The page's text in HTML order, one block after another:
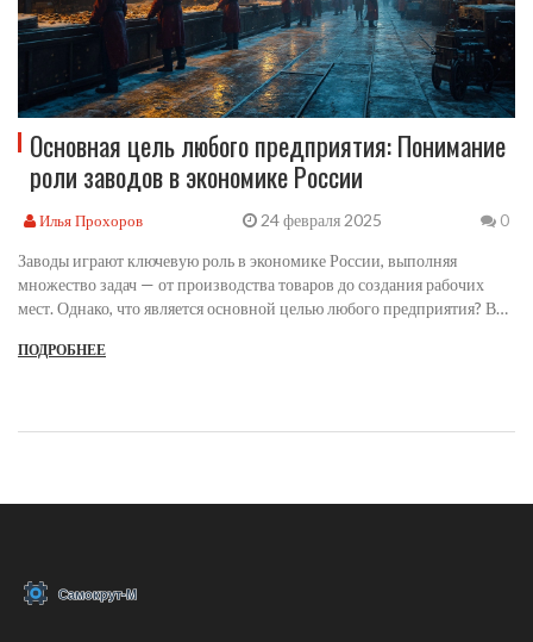
Основная цель любого предприятия: Понимание
роли заводов в экономике России
Илья Прохоров 24 февраля 2025 0
Заводы играют ключевую роль в экономике России, выполняя
множество задач — от производства товаров до создания рабочих
мест. Однако, что является основной целью любого предприятия? В
социальные аспекты. Также поднимаются вопросы о
ПОДРОБНЕЕ